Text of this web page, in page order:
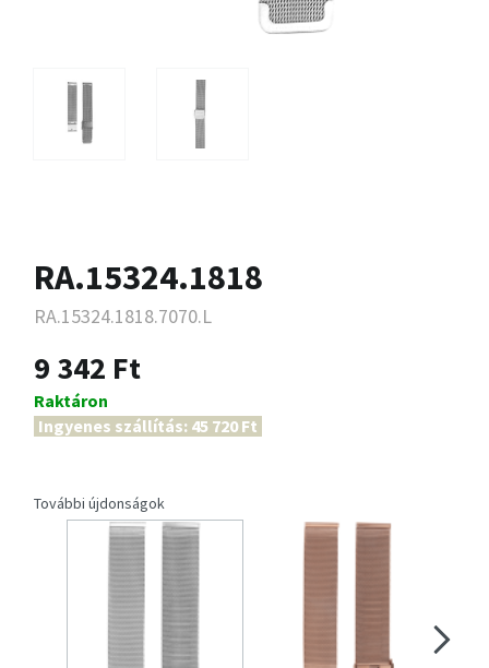
RA.15324.1818
RA.15324.1818.7070.L
9 342 Ft
Raktáron
Ingyenes szállítás: 45 720 Ft
További újdonságok